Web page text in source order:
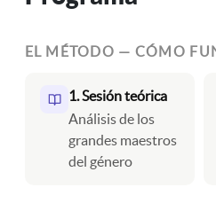
EL MÉTODO — CÓMO
1. Sesión teórica
Análisis de los
grandes maestros
del género